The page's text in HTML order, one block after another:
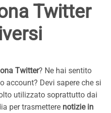
Twitter
Twitter? Ne hai sentito
account? Devi sapere che si
utilizzato soprattutto dai
per trasmettere notizie in